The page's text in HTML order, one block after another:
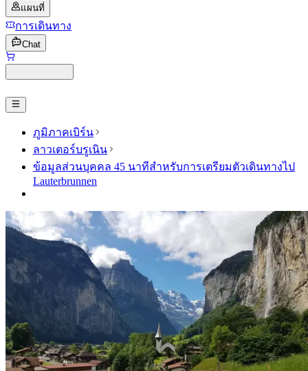
แผนที่
การเดินทาง
Chat
ภูมิภาคเบิร์น
ลาวเตอร์บรูเนิน
ข้อมูลส่วนบุคคล 45 นาทีสำหรับการเตรียมตัวเดินทางไป
Lauterbrunnen